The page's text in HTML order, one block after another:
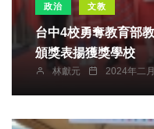
政治 文教
台中4校勇奪教育部教學卓
頒獎表揚獲獎學校
林獻元 2024年二